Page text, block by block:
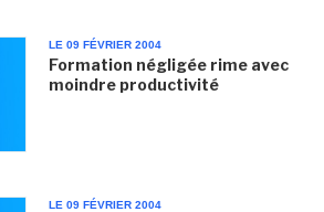
LE 09 FÉVRIER 2004
Formation négligée rime avec
moindre productivité
LE 09 FÉVRIER 2004